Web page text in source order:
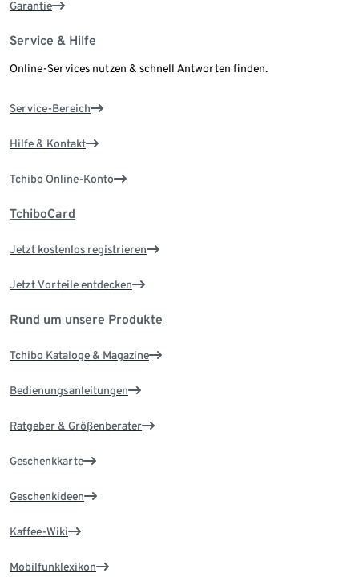
Garantie
Service & Hilfe
Online-Services nutzen & schnell Antworten finden.
Service-Bereich
Hilfe & Kontakt
Tchibo Online-Konto
TchiboCard
Jetzt kostenlos registrieren
Jetzt Vorteile entdecken
Rund um unsere Produkte
Tchibo Kataloge & Magazine
Bedienungsanleitungen
Ratgeber & Größenberater
Geschenkkarte
Geschenkideen
Kaffee-Wiki
Mobilfunklexikon